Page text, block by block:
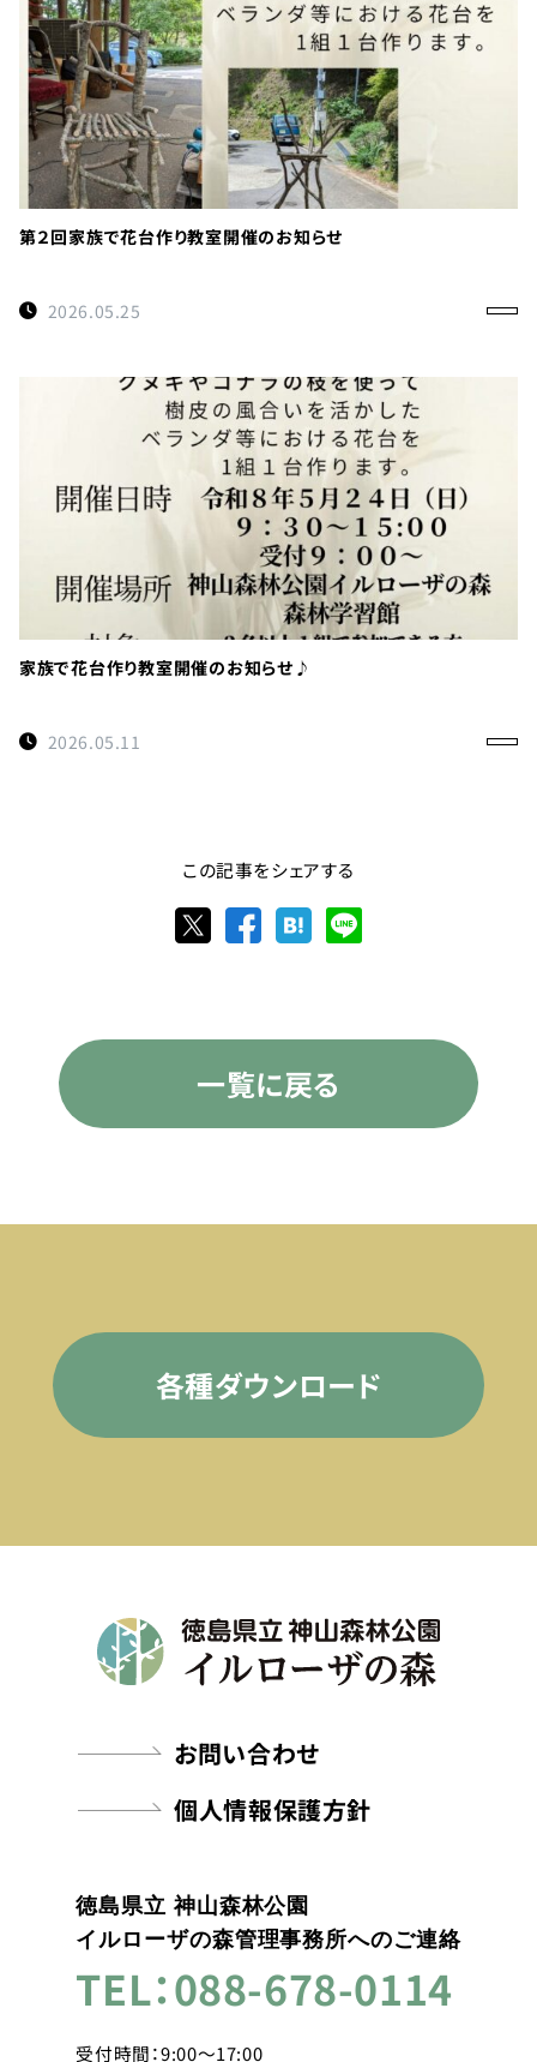
第２回家族で花台作り教室開催のお知らせ
2026.05.25
家族で花台作り教室開催のお知らせ♪
2026.05.11
この記事をシェアする
一覧に戻る
各種ダウンロード
お問い合わせ
個人情報保護方針
徳島県立 神山森林公園
イルローザの森管理事務所へのご連絡
TEL：088-678-0114
受付時間：9:00～17:00